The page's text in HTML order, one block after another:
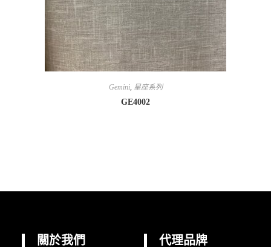
Gemini, 星座系列
GE4002
關於我們 代理品牌